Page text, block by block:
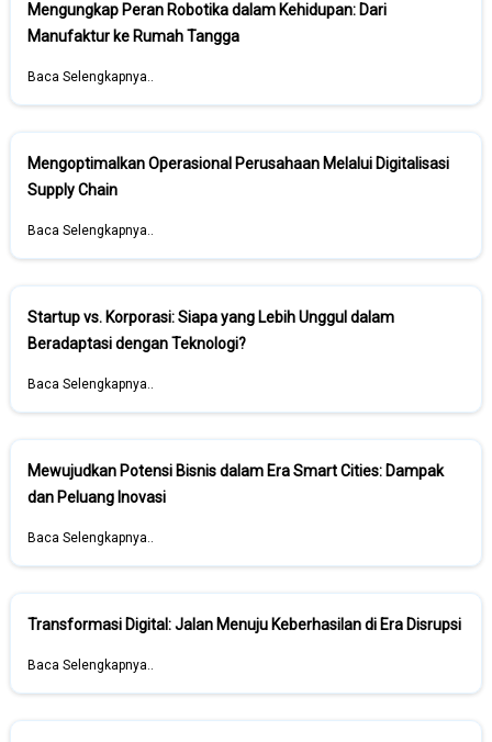
Mengungkap Peran Robotika dalam Kehidupan: Dari
Manufaktur ke Rumah Tangga
Baca Selengkapnya..
Mengoptimalkan Operasional Perusahaan Melalui Digitalisasi
Supply Chain
Baca Selengkapnya..
Startup vs. Korporasi: Siapa yang Lebih Unggul dalam
Beradaptasi dengan Teknologi?
Baca Selengkapnya..
Mewujudkan Potensi Bisnis dalam Era Smart Cities: Dampak
dan Peluang Inovasi
Baca Selengkapnya..
Transformasi Digital: Jalan Menuju Keberhasilan di Era Disrupsi
Baca Selengkapnya..